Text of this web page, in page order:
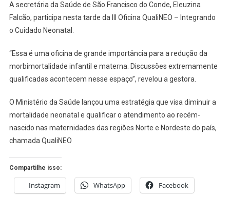
SECRETÁRIA
PARTICIPA
QUE
DISCUTE
REDUÇÃO
MORTALIDADE
INFANTIL
E
A secretária da Saúde de São Francisco do Conde, Eleuzina
Falcão, participa nesta tarde da III Oficina QualiNEO – Integrando
o Cuidado Neonatal.
“Essa é uma oficina de grande importância para a redução da
morbimortalidade infantil e materna. Discussões extremamente
qualificadas acontecem nesse espaço”, revelou a gestora.
O Ministério da Saúde lançou uma estratégia que visa diminuir a
mortalidade neonatal e qualificar o atendimento ao recém-
nascido nas maternidades das regiões Norte e Nordeste do país,
chamada QualiNEO
Compartilhe isso:
Instagram WhatsApp Facebook